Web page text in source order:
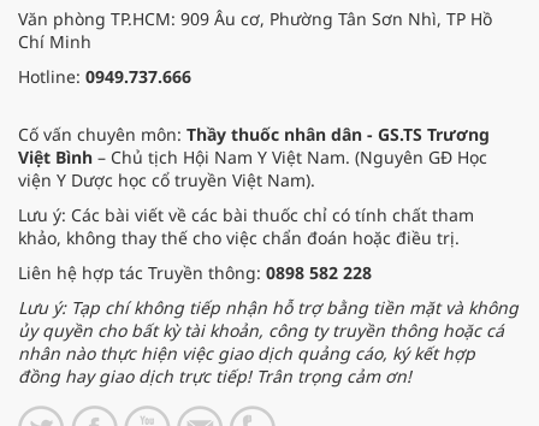
Văn phòng TP.HCM: 909 Âu cơ, Phường Tân Sơn Nhì, TP Hồ
Chí Minh
Hotline: 0949.737.666
Cố vấn chuyên môn: Thầy thuốc nhân dân - GS.TS Trương
Việt Bình – Chủ tịch Hội Nam Y Việt Nam. (Nguyên GĐ Học
viện Y Dược học cổ truyền Việt Nam).
Lưu ý: Các bài viết về các bài thuốc chỉ có tính chất tham
khảo, không thay thế cho việc chẩn đoán hoặc điều trị.
Liên hệ hợp tác Truyền thông: 0898 582 228
Lưu ý: Tạp chí không tiếp nhận hỗ trợ bằng tiền mặt và không
ủy quyền cho bất kỳ tài khoản, công ty truyền thông hoặc cá
nhân nào thực hiện việc giao dịch quảng cáo, ký kết hợp
đồng hay giao dịch trực tiếp! Trân trọng cảm ơn!